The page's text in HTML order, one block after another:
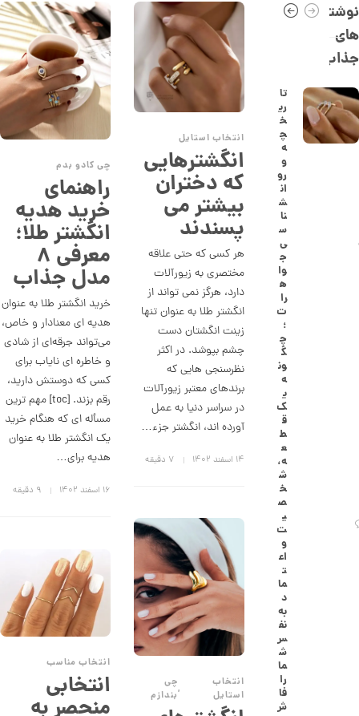
چی کادو بدم
راهنمای
خرید هدیه
انگشتر طلا؛
معرفی ۸
مدل جذاب
خرید انگشتر طلا به عنوان
هدیه ای معنا‌دار و خاص،
می‌تواند جرقه‌ای از شادی
و خاطره ای نایاب برای
کسی که دوستش دارید،
رقم بزند. [toc] مهم ترین
مسأله ای که هنگام خرید
یک انگشتر طلا به عنوان
هدیه برای…
۱۶ اسفند ۱۴۰۲ 9 دقیقه
انتخاب استایل
انگشترهایی
که دختران
بیشتر می
پسندند
هر کسی که حتی علاقه
مختصری به زیورآلات
دارد، هرگز نمی تواند از
انگشتر طلا به عنوان تنها
زینت انگشتان دست
چشم بپوشد. در اکثر
نظرسنجی هایی که
برندهای معتبر زیورآلات
در سراسر دنیا به عمل
آورده اند، انگشتر جزء…
۱۴ اسفند ۱۴۰۲ 7 دقیقه
انتخاب
استایل
,چی
بندازم
انتخاب مناسب
انتخابی
نوشته
های
جذاب
تا
ری
خ
چ
ه
و
رو
ان
ش
نا
س
ی
ج
وا
ه
را
ت
؛
چ
گ
ون
ه
ی
ک
ق
ط
ع
ه،
ش
خ
ص
ی
ت
و
اع
ت
ما
د
به
نف
س
ش
ما
را
فا
ش
,
6
0
0
0
ت
و
م
ا
ن
ن
گ
ش
ت
ر
ط
ل
ا
ا
ز
ک
ا
ک
ش
ن
م
ی
ن
ی
م
ا
ل
ط
ر
ح